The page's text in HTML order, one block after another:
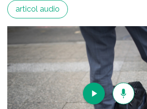
articol audio